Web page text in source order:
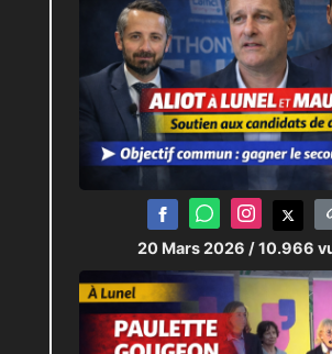
20 Mars 2026 / 10.966